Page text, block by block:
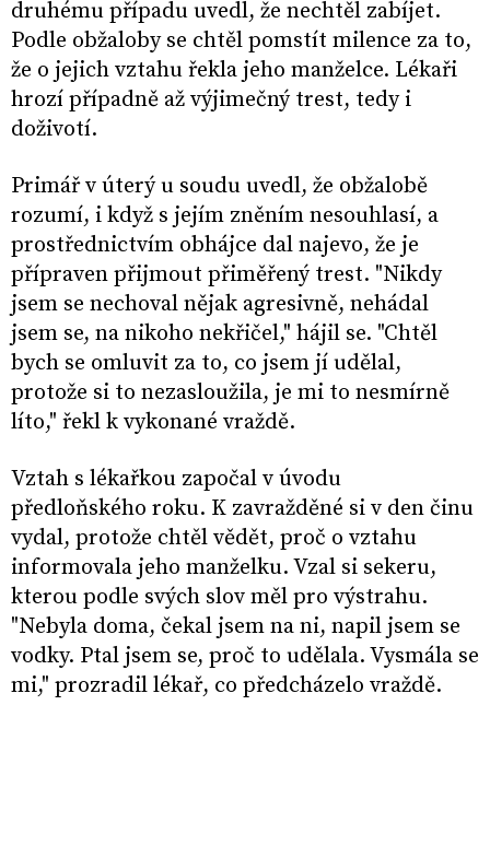
druhému případu uvedl, že nechtěl zabíjet.
Podle obžaloby se chtěl pomstít milence za to,
že o jejich vztahu řekla jeho manželce. Lékaři
hrozí případně až výjimečný trest, tedy i
doživotí.
Primář v úterý u soudu uvedl, že obžalobě
rozumí, i když s jejím zněním nesouhlasí, a
prostřednictvím obhájce dal najevo, že je
přípraven přijmout přiměřený trest. "Nikdy
jsem se nechoval nějak agresivně, nehádal
jsem se, na nikoho nekřičel," hájil se. "Chtěl
bych se omluvit za to, co jsem jí udělal,
protože si to nezasloužila, je mi to nesmírně
líto," řekl k vykonané vraždě.
Vztah s lékařkou započal v úvodu
předloňského roku. K zavražděné si v den činu
vydal, protože chtěl vědět, proč o vztahu
informovala jeho manželku. Vzal si sekeru,
kterou podle svých slov měl pro výstrahu.
"Nebyla doma, čekal jsem na ni, napil jsem se
vodky. Ptal jsem se, proč to udělala. Vysmála se
mi," prozradil lékař, co předcházelo vraždě.